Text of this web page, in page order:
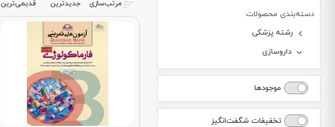
دسته‌بندی محصولات
رشته پزشکی
داروسازی
موجودها
تخفیفات شگفت‌انگیز
مرتب‌سازی جدیدترین قدیمی‌ترین